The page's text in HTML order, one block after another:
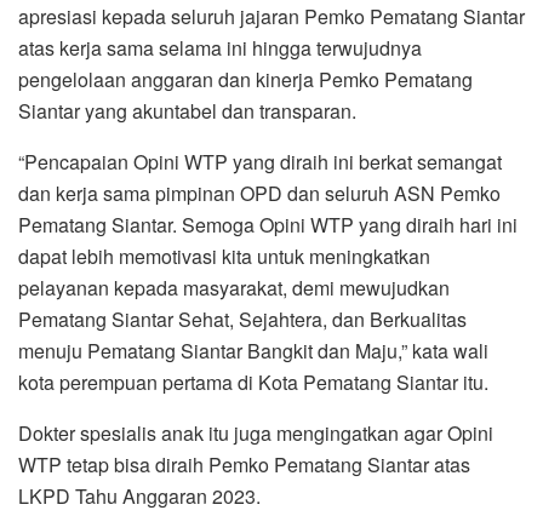
apresiasi kepada seluruh jajaran Pemko Pematang Siantar
atas kerja sama selama ini hingga terwujudnya
pengelolaan anggaran dan kinerja Pemko Pematang
Siantar yang akuntabel dan transparan.
“Pencapaian Opini WTP yang diraih ini berkat semangat
dan kerja sama pimpinan OPD dan seluruh ASN Pemko
Pematang Siantar. Semoga Opini WTP yang diraih hari ini
dapat lebih memotivasi kita untuk meningkatkan
pelayanan kepada masyarakat, demi mewujudkan
Pematang Siantar Sehat, Sejahtera, dan Berkualitas
menuju Pematang Siantar Bangkit dan Maju,” kata wali
kota perempuan pertama di Kota Pematang Siantar itu.
Dokter spesialis anak itu juga mengingatkan agar Opini
WTP tetap bisa diraih Pemko Pematang Siantar atas
LKPD Tahu Anggaran 2023.